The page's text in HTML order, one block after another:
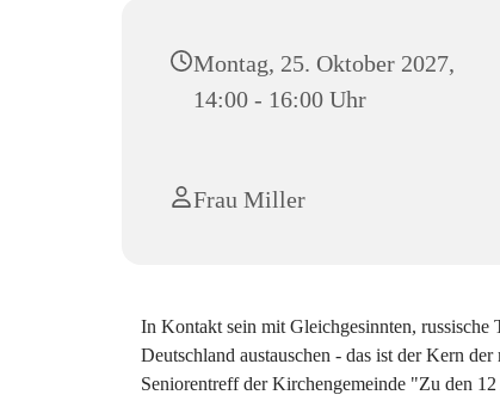
Montag, 25. Oktober 2027,
14:00 - 16:00 Uhr
Frau Miller
In Kontakt sein mit Gleichgesinnten,
Deutschland austauschen - das ist der Kern
Seniorentreff der Kirchengemeinde "Zu den